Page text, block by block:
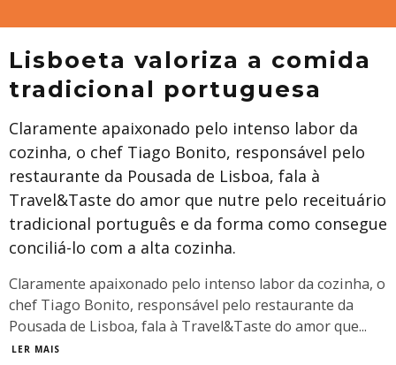
Lisboeta valoriza a comida
tradicional portuguesa
Claramente apaixonado pelo intenso labor da
cozinha, o chef Tiago Bonito, responsável pelo
restaurante da Pousada de Lisboa, fala à
Travel&Taste do amor que nutre pelo receituário
tradicional português e da forma como consegue
conciliá-lo com a alta cozinha.
Claramente apaixonado pelo intenso labor da cozinha, o
chef Tiago Bonito, responsável pelo restaurante da
Pousada de Lisboa, fala à Travel&Taste do amor que...
LER MAIS